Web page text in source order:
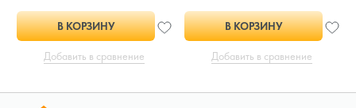
В КОРЗИНУ
Добавить в сравнение
В КОРЗИНУ
Добавить в сравнение